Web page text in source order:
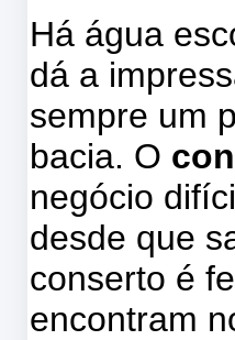
Há água
dá a
sempre um
bacia. O
negócio
desde que
conserto é
encontram